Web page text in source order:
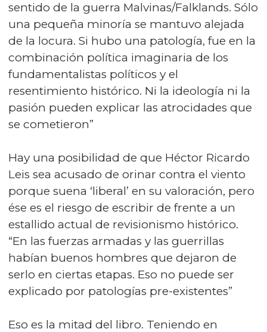
sentido de la guerra Malvinas/Falklands. Sólo
una pequeña minoría se mantuvo alejada
de la locura. Si hubo una patología, fue en la
combinación política imaginaria de los
fundamentalistas políticos y el
resentimiento histórico. Ni la ideología ni la
pasión pueden explicar las atrocidades que
se cometieron”
Hay una posibilidad de que Héctor Ricardo
Leis sea acusado de orinar contra el viento
porque suena ‘liberal’ en su valoración, pero
ése es el riesgo de escribir de frente a un
estallido actual de revisionismo histórico.
“En las fuerzas armadas y las guerrillas
habían buenos hombres que dejaron de
serlo en ciertas etapas. Eso no puede ser
explicado por patologías pre-existentes”
Eso es la mitad del libro. Teniendo en